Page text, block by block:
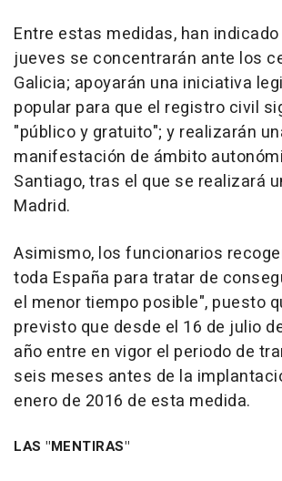
Entre estas medidas, han
jueves se concentrarán ante los
Galicia; apoyarán una iniciativa
popular para que el registro civil
"público y gratuito"; y realizarán
manifestación de ámbito
Santiago, tras el que se realizará
Madrid.
Asimismo, los funcionarios
toda España para tratar de
el menor tiempo posible", puesto
previsto que desde el 16 de julio
año entre en vigor el periodo de
seis meses antes de la
enero de 2016 de esta medida.
LAS "MENTIRAS"